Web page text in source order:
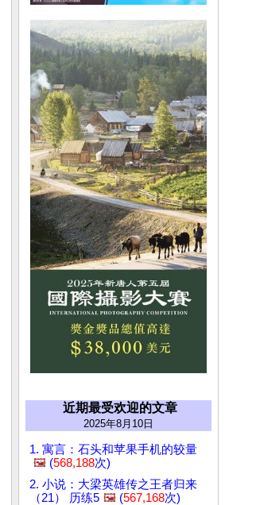
近期最受欢迎的文章
2025年8月10日
1. 寓言：石头和苹果手机的较量
🖼️ (568,188次)
2. 小说：大梁英雄传之王者归来
（21） 历练5 🖼️ (567,168次)